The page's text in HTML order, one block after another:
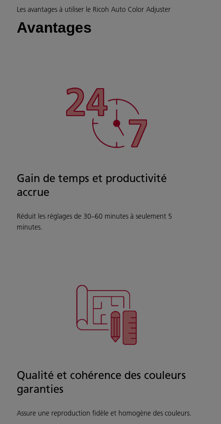
Les avantages à utiliser le Ricoh Auto Color Adjuster
Avantages
Gain de temps et productivité
accrue
Réduit les réglages de 30–60 minutes à seulement 5
minutes.
Qualité et cohérence des couleurs
garanties
Assure une reproduction fidèle et homogène des couleurs.